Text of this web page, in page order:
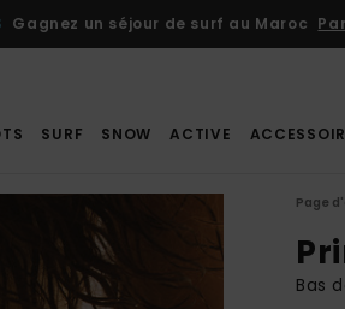
Gagnez un séjour de surf au Maroc
SURF SNOW ACTIVE
Page
Bas